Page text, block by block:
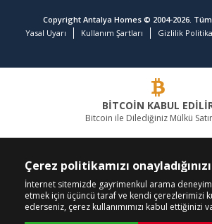
Copyright Antalya Homes © 2004-2026. Tüm
Yasal Uyarı
Kullanım Şartları Gizlilik
BİTCOİN KABUL
Bitcoin ile Dilediğiniz Mülkü
BİZİ ARAYIN BİZİ
+90 242 324 54 94
Çerez politikamızı
İnternet sitemizde gayrimenkul arama
etmek için üçüncü taraf ve kendi çerezlerimizi
ederseniz, çerez kullanımımızı kabul ettiğinizi